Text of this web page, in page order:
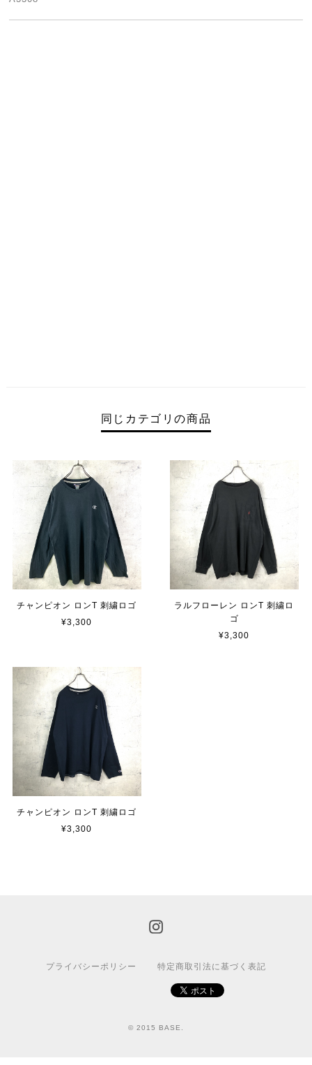
同じカテゴリの商品
チャンピオン ロンT 刺繍ロゴ
¥3,300
ラルフローレン ロンT 刺繍ロ
ゴ
¥3,300
チャンピオン ロンT 刺繍ロゴ
¥3,300
プライバシーポリシー 特定商取引法に基づく表記
© 2015 BASE.